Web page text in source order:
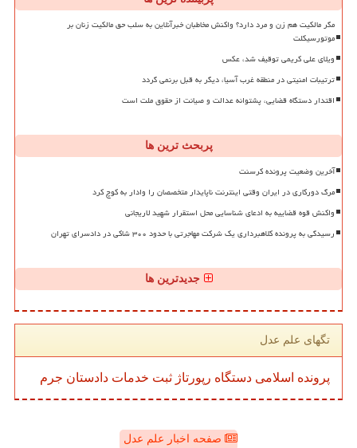
مگر مالکیت هم زن و مرد دارد؟ واکنش مخاطبان خبرآنلاین به سلب حق مالکیت زنان بر
موتورسیکلت
ویلای علی کریمی توقیف شد، عکس
ترتیبات امنیتی در منطقه غرب آسیا، دیگر به قبل برنمی گردد
اقتدار دستگاه قضایی، پشتوانه عدالت و صیانت از حقوق ملت است
پربحث ترین ها
آخرین وضعیت پرونده کرسنت
مرگ دورکاری در ایران وقتی اینترنت ناپایدار متخصصان را وادار به کوچ کرد
واکنش قوه قضاییه به ادعای شناسایی محل استقرار شهید لاریجانی
رسیدگی به پرونده کلاهبرداری یک شرکت مهاجرتی با حدود ۳۰۰ شاکی در دادسرای تهران
جدیدترین ها
تگهای علم عدل
پرونده اسلامی دستگاه رپورتاژ ثبت خدمات دادستان جرم
صفحه اخبار علم عدل